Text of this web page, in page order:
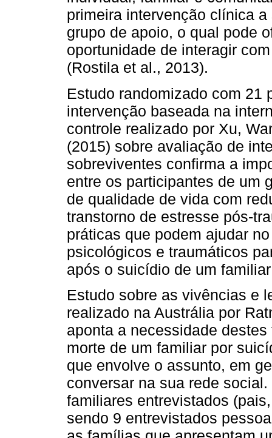
primeira intervenção clínica
grupo de apoio, o qual pode
oportunidade de interagir
(Rostila et al., 2013).
Estudo randomizado com 21
intervenção baseada na
controle realizado por Xu,
(2015) sobre avaliação de
sobreviventes confirma a
entre os participantes de um
de qualidade de vida com
transtorno de estresse pós-
práticas que podem ajudar
psicológicos e traumáticos
após o suicídio de um
Estudo sobre as vivências e
realizado na Austrália por
aponta a necessidade
morte de um familiar por
que envolve o assunto, em
conversar na sua rede
familiares entrevistados
sendo 9 entrevistados